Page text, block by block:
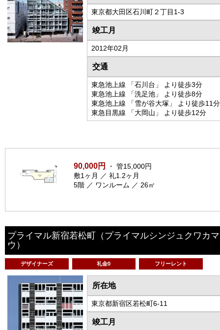
東京都大田区石川町２丁目1-3
竣工月
2012年02月
交通
東急池上線 「石川台」 より徒歩3分
東急池上線 「洗足池」 より徒歩8分
東急池上線 「雪が谷大塚」 より徒歩11分
東急目黒線 「大岡山」 より徒歩12分
90,000円
・ 管15,000円
敷1ヶ月 ／ 礼1.2ヶ月
5階 ／ ワンルーム ／ 26㎡
プライマル新宿若松町 （プライマルシンジュクワカ
ウ）
デザイナーズ 礼金0 フリーレント
所在地
東京都新宿区若松町6-11
竣工月